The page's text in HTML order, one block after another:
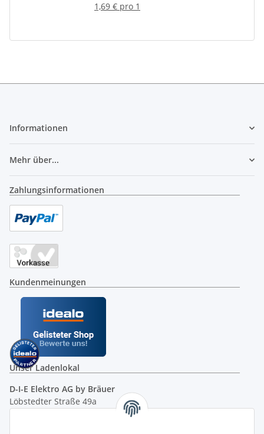
1,69 € pro 1
Informationen
Mehr über...
Zahlungsinformationen
Kundenmeinungen
Unser Ladenlokal
D-I-E Elektro AG by Bräuer
Löbstedter Straße 49a
( siehe Google-Maps )